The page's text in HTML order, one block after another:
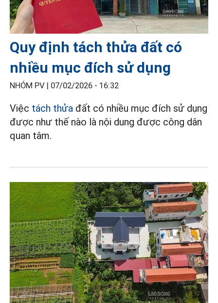
Quy định tách thửa đất có
nhiều mục đích sử dụng
NHÓM PV | 07/02/2026 - 16:32
Việc tách thửa đất có nhiều mục đích sử dụng
được như thế nào là nội dung được công dân
quan tâm.